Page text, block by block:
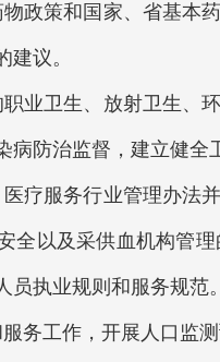
策和国家、省基本药
议。
卫生、放射卫生、环
病防治监督，建立健全
服务行业管理办法并
全以及采供血机构管
执业规则和服务规范。
工作，开展人口监测